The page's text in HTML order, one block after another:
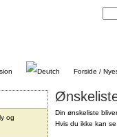
Forside /
og
Din ønskeliste
Hvis du ikke kan